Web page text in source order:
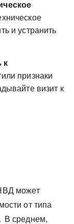
и устранить
к
признаки
визит к
может
от типа
В среднем,